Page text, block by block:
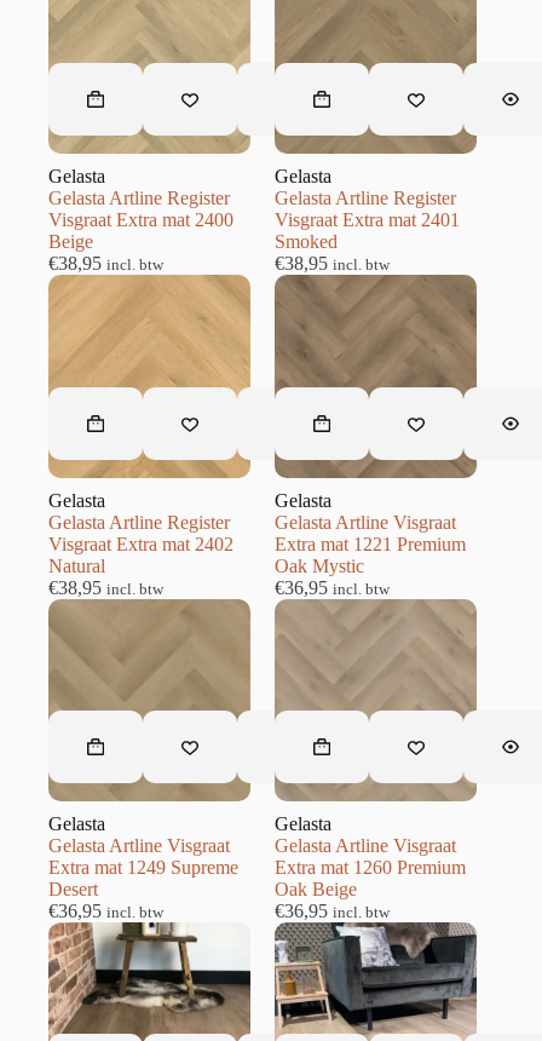
Gelasta
Gelasta Artline Register
Visgraat Extra mat 2400
Beige
€38,95 incl. btw
Gelasta
Gelasta Artline Register
Visgraat Extra mat 2401
Smoked
€38,95 incl. btw
Gelasta
Gelasta Artline Register
Visgraat Extra mat 2402
Natural
€38,95 incl. btw
Gelasta
Gelasta Artline Visgraat
Extra mat 1221 Premium
Oak Mystic
€36,95 incl. btw
Gelasta
Gelasta Artline Visgraat
Extra mat 1249 Supreme
Desert
€36,95 incl. btw
Gelasta
Gelasta Artline Visgraat
Extra mat 1260 Premium
Oak Beige
€36,95 incl. btw